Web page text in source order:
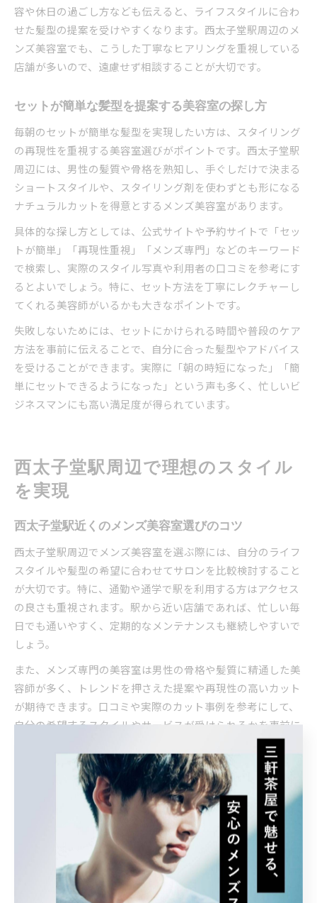
容や休日の過ごし方なども伝えると、ライフスタイルに合わ
せた髪型の提案を受けやすくなります。西太子堂駅周辺のメ
ンズ美容室でも、こうした丁寧なヒアリングを重視している
店舗が多いので、遠慮せず相談することが大切です。
セットが簡単な髪型を提案する美容室の探し方
毎朝のセットが簡単な髪型を実現したい方は、スタイリング
の再現性を重視する美容室選びがポイントです。西太子堂駅
周辺には、男性の髪質や骨格を熟知し、手ぐしだけで決まる
ショートスタイルや、スタイリング剤を使わずとも形になる
ナチュラルカットを得意とするメンズ美容室があります。
具体的な探し方としては、公式サイトや予約サイトで「セッ
トが簡単」「再現性重視」「メンズ専門」などのキーワード
で検索し、実際のスタイル写真や利用者の口コミを参考にす
るとよいでしょう。特に、セット方法を丁寧にレクチャーし
てくれる美容師がいるかも大きなポイントです。
失敗しないためには、セットにかけられる時間や普段のケア
方法を事前に伝えることで、自分に合った髪型やアドバイス
を受けることができます。実際に「朝の時短になった」「簡
単にセットできるようになった」という声も多く、忙しいビ
ジネスマンにも高い満足度が得られています。
西太子堂駅周辺で理想のスタイル
を実現
西太子堂駅近くのメンズ美容室選びのコツ
西太子堂駅周辺でメンズ美容室を選ぶ際には、自分のライフ
スタイルや髪型の希望に合わせてサロンを比較検討すること
が大切です。特に、通勤や通学で駅を利用する方はアクセス
の良さも重視されます。駅から近い店舗であれば、忙しい毎
日でも通いやすく、定期的なメンテナンスも継続しやすいで
しょう。
また、メンズ専門の美容室は男性の骨格や髪質に精通した美
容師が多く、トレンドを押さえた提案や再現性の高いカット
が期待できます。口コミや実際のカット事例を参考にして、
自分の希望するスタイルやサービスが受けられるかを事前に
初めて利用する場合は、カウンセリングの丁寧さや清潔感、
スタッフの雰囲気も重要な判断材料となります。自分の悩み
や要望をしっかり伝えやすい環境かどうかもチェックしてみ
駅周辺で叶う理想の髪型と美容室選び解説
西太子堂駅周辺には、ビジネスシーンにもマッチする清潔感